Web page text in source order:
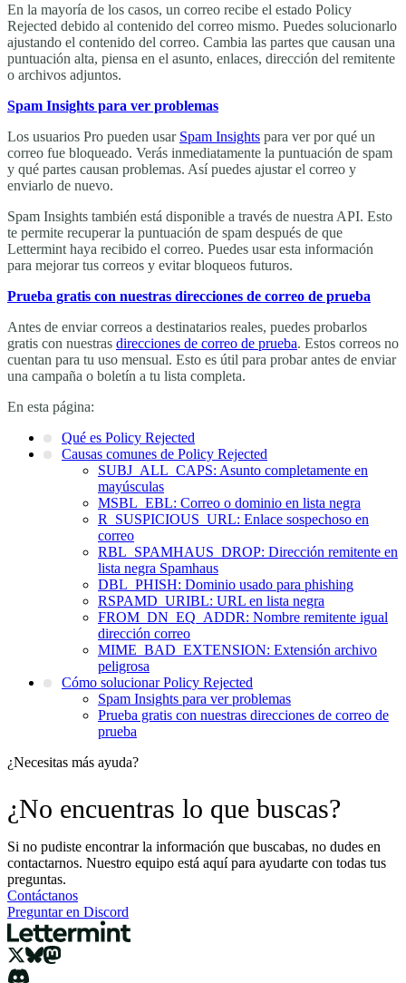
En la mayoría de los casos, un correo recibe el estado Policy
Rejected debido al contenido del correo mismo. Puedes solucionarlo
ajustando el contenido del correo. Cambia las partes que causan una
puntuación alta, piensa en el asunto, enlaces, dirección del remitente
o archivos adjuntos.
Spam Insights para ver problemas
Los usuarios Pro pueden usar Spam Insights para ver por qué un
correo fue bloqueado. Verás inmediatamente la puntuación de spam
y qué partes causan problemas. Así puedes ajustar el correo y
enviarlo de nuevo.
Spam Insights también está disponible a través de nuestra API. Esto
te permite recuperar la puntuación de spam después de que
Lettermint haya recibido el correo. Puedes usar esta información
para mejorar tus correos y evitar bloqueos futuros.
Prueba gratis con nuestras direcciones de correo de prueba
Antes de enviar correos a destinatarios reales, puedes probarlos
gratis con nuestras direcciones de correo de prueba. Estos correos no
cuentan para tu uso mensual. Esto es útil para probar antes de enviar
una campaña o boletín a tu lista completa.
En esta página:
Qué es Policy Rejected
Causas comunes de Policy Rejected
SUBJ_ALL_CAPS: Asunto completamente en
mayúsculas
MSBL_EBL: Correo o dominio en lista negra
R_SUSPICIOUS_URL: Enlace sospechoso en
correo
RBL_SPAMHAUS_DROP: Dirección remitente en
lista negra Spamhaus
DBL_PHISH: Dominio usado para phishing
RSPAMD_URIBL: URL en lista negra
FROM_DN_EQ_ADDR: Nombre remitente igual
dirección correo
MIME_BAD_EXTENSION: Extensión archivo
peligrosa
Cómo solucionar Policy Rejected
Spam Insights para ver problemas
Prueba gratis con nuestras direcciones de correo de
prueba
¿Necesitas más ayuda?
¿No encuentras lo que buscas?
Si no pudiste encontrar la información que buscabas, no dudes en
contactarnos. Nuestro equipo está aquí para ayudarte con todas tus
preguntas.
Contáctanos
Preguntar en Discord